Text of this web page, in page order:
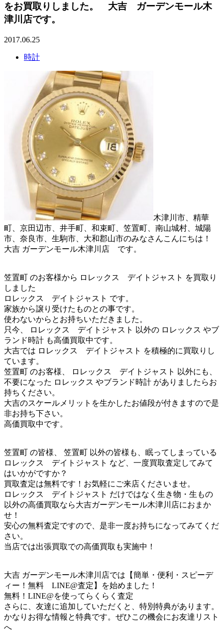
をお買取りしました。 大吉 ガーデンモール木
津川店です。
2017.06.25
時計
木津川市、精華
町、京田辺市、井手町、和束町、笠置町、南山城村、城陽
市、奈良市、生駒市、大和郡山市のみなさんこんにちは！
大吉 ガーデンモール木津川店 です。
笠置町 のお客様から ロレックス デイトジャスト を買取り
しました
ロレックス デイトジャスト です。
家族から譲り受けたものとの事です。
使わないからとお持ちいただきました。
只今、 ロレックス デイトジャスト 以外の ロレックス やブ
ランド時計 も高価買取中です。
大吉では ロレックス デイトジャスト を積極的に買取りし
ています。
笠置町 のお客様、 ロレックス デイトジャスト 以外にも、
不要になった ロレックス やブランド時計 がありましたらお
持ちください。
大吉のスケールメリットを生かしたお値段が付きますので是
非お持ち下さい。
高価買取中です。
笠置町 の皆様、 笠置町 以外の皆様も、眠ってしまっている
ロレックス デイトジャスト など、一度買取査定してみて
はいかがですか？
買取査定は無料です！お気軽にご来店くださいませ。
ロレックス デイトジャスト だけではなく生き物・生もの
以外の高価買取なら大吉ガーデンモール木津川店におまか
せ！
安心の無料査定ですので、是非一度お持ちになってみてくだ
さい。
当店では出張買取での高価買取も実施中！
大吉 ガーデンモール木津川店では【簡単・便利・スピーデ
ィー！無料 LINE@査定】を始めました！
無料！LINE@を使ってらくらく査定
さらに、友達に追加していただくと、特別特典があります。
かなりお得な情報と特典です。ぜひこの機会にお友達リスト
へ